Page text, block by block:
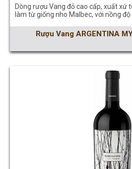
Dòng rượu Vang đỏ cao cấp, xuất xứ
làm từ giống nho Malbec, với nồng độ
Rượu Vang ARGENTINA